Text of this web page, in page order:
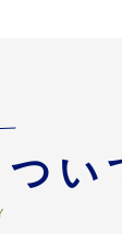
い